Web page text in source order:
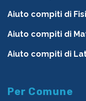
Aiuto compiti di
Aiuto compiti di
Aiuto compiti di
Per Comune